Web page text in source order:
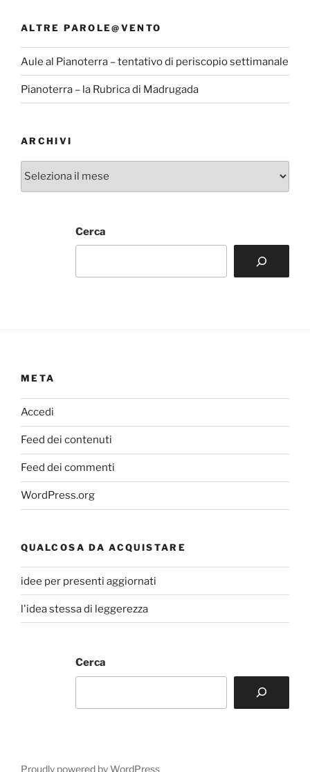
ALTRE PAROLE@VENTO
Aule al Pianoterra – tentativo di periscopio settimanale
Pianoterra – la Rubrica di Madrugada
ARCHIVI
Archivi
Cerca
META
Accedi
Feed dei contenuti
Feed dei commenti
WordPress.org
QUALCOSA DA ACQUISTARE
idee per presenti aggiornati
l'idea stessa di leggerezza
Cerca
Proudly powered by WordPress